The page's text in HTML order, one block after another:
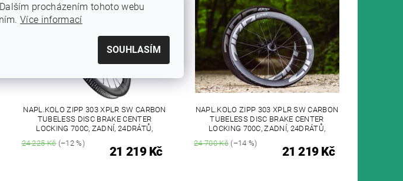
NAPL.KOLO ZIPP 303 XPLR SW CARBON
TUBELESS DISC BRAKE CENTER
LOCKING 700C, ZADNÍ, 24DRÁTŮ,
24 225 Kč(–12 %)
21 219 Kč
NAPL.KOLO ZIPP 303 XPLR SW CARBON
TUBELESS DISC BRAKE CENTER
LOCKING 700C, ZADNÍ, 24DRÁTŮ,
24 700 Kč(–14 %)
21 219 Kč
procházením tohoto webu
Více informací
SOUHLASÍM